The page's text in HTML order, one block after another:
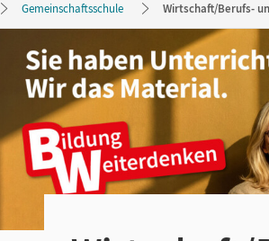
Gemeinschaftsschule Wirtschaft/Berufs-